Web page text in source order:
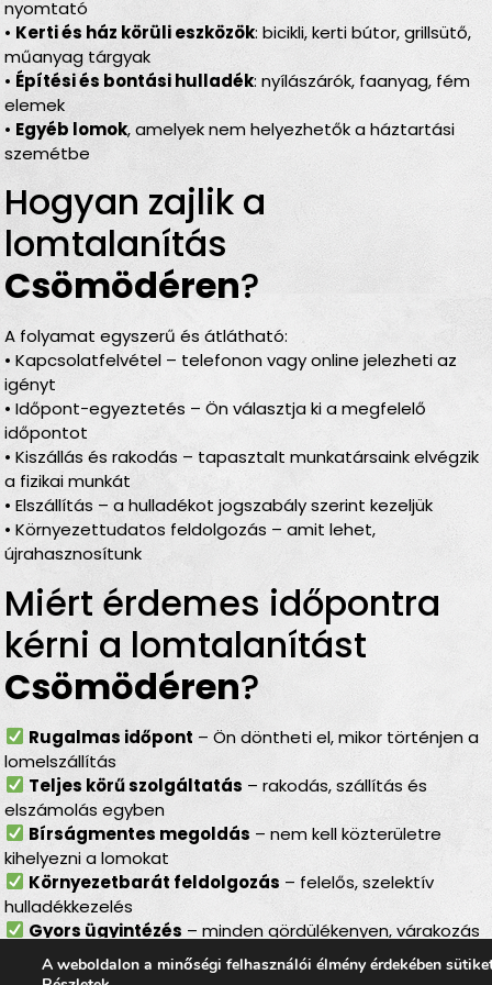
nyomtató
• Kerti és ház körüli eszközök: bicikli, kerti bútor, grillsütő,
műanyag tárgyak
• Építési és bontási hulladék: nyílászárók, faanyag, fém
elemek
• Egyéb lomok, amelyek nem helyezhetők a háztartási
szemétbe
Hogyan zajlik a
lomtalanítás
Csömödéren?
A folyamat egyszerű és átlátható:
• Kapcsolatfelvétel – telefonon vagy online jelezheti az
igényt
• Időpont-egyeztetés – Ön választja ki a megfelelő
időpontot
• Kiszállás és rakodás – tapasztalt munkatársaink elvégzik
a fizikai munkát
• Elszállítás – a hulladékot jogszabály szerint kezeljük
• Környezettudatos feldolgozás – amit lehet,
újrahasznosítunk
Miért érdemes időpontra
kérni a lomtalanítást
Csömödéren?
Rugalmas időpont – Ön döntheti el, mikor történjen a
lomelszállítás
Teljes körű szolgáltatás – rakodás, szállítás és
elszámolás egyben
Bírságmentes megoldás – nem kell közterületre
kihelyezni a lomokat
Környezetbarát feldolgozás – felelős, szelektív
hulladékkezelés
Gyors ügyintézés – minden gördülékenyen, várakozás
nélkülA weboldalon a minőségi felhasználói élmény érdekében